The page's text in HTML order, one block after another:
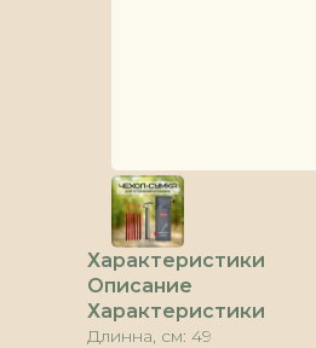
Характеристики
Описание
Характеристики
Длинна, см: 49